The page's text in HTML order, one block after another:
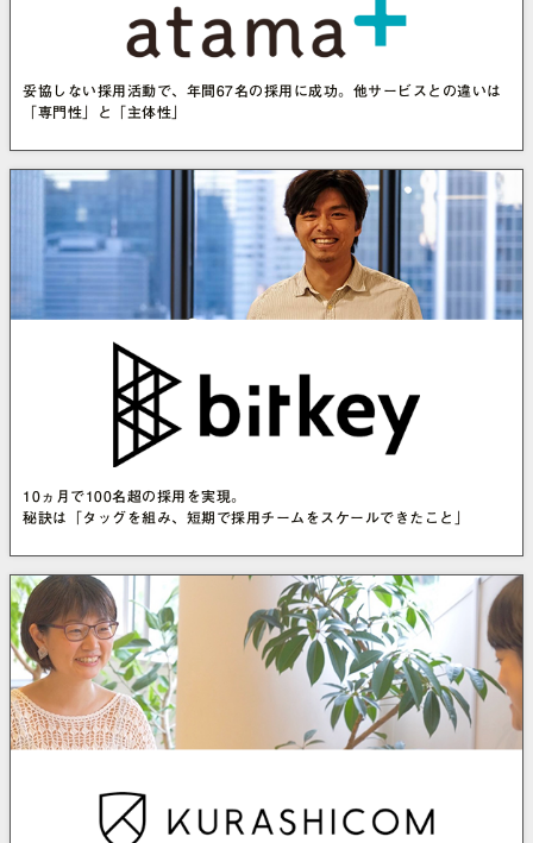
妥協しない採用活動で、年間67名の採用に成功。他サービスとの違いは
「専門性」と「主体性」
10ヵ月で100名超の採用を実現。
秘訣は「タッグを組み、短期で採用チームをスケールできたこと」